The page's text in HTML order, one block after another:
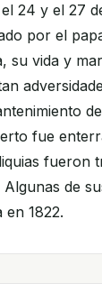
24 y el 27
por el
su vida y
fue
fueron
de
en 1822.